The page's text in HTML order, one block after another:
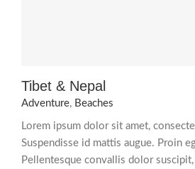
Tibet & Nepal
Adventure, Beaches
Lorem ipsum dolor sit amet,
Suspendisse id mattis augue. Proin
Pellentesque convallis dolor